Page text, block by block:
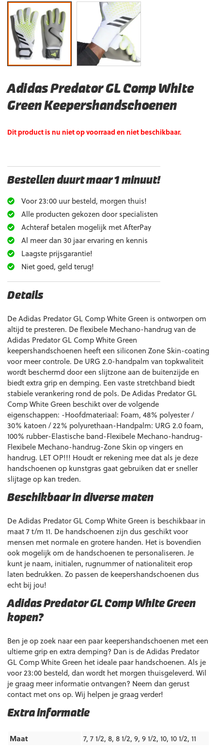
Adidas Predator GL Comp White
Green Keepershandschoenen
Dit product is nu niet op voorraad en niet beschikbaar.
Bestellen duurt maar 1 minuut!
Voor 23:00 uur besteld, morgen thuis!
Alle producten gekozen door specialisten
Achteraf betalen mogelijk met AfterPay
Al meer dan 30 jaar ervaring en kennis
Laagste prijsgarantie!
Niet goed, geld terug!
Extra informatie
Maat
7, 7 1/2, 8, 8 1/2, 9, 9 1/2, 10, 10 1/2, 11
Details
De Adidas Predator GL Comp White Green is ontworpen om
altijd te presteren. De flexibele Mechano-handrug van de
Adidas Predator GL Comp White Green
keepershandschoenen heeft een siliconen Zone Skin-coating
voor meer controle. De URG 2.0-handpalm van topkwaliteit
wordt beschermd door een slijtzone aan de buitenzijde en
biedt extra grip en demping. Een vaste stretchband biedt
stabiele verankering rond de pols. De Adidas Predator GL
Comp White Green beschikt over de volgende
eigenschappen: -Hoofdmateriaal: Foam, 48% polyester /
30% katoen / 22% polyurethaan-Handpalm: URG 2.0 foam,
100% rubber-Elastische band-Flexibele Mechano-handrug-
Flexibele Mechano-handrug-Zone Skin op vingers en
handrug. LET OP!!! Houdt er rekening mee dat als je deze
handschoenen op kunstgras gaat gebruiken dat er sneller
slijtage op kan treden.
Beschikbaar in diverse maten
De Adidas Predator GL Comp White Green is beschikbaar in
maat 7 t/m 11. De handschoenen zijn dus geschikt voor
mensen met normale en grotere handen. Het is bovendien
ook mogelijk om de handschoenen te personaliseren. Je
kunt je naam, initialen, rugnummer of nationaliteit erop
laten bedrukken. Zo passen de keepershandschoenen dus
echt bij jou!
Adidas Predator GL Comp White Green
kopen?
Ben je op zoek naar een paar keepershandschoenen met een
ultieme grip en extra demping? Dan is de Adidas Predator
GL Comp White Green het ideale paar handschoenen. Als je
voor 23:00 besteld, dan wordt het morgen thuisgeleverd. Wil
je graag meer informatie ontvangen? Neem dan gerust
contact met ons op. Wij helpen je graag verder!